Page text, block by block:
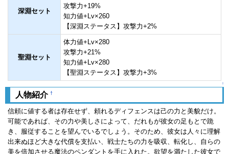
深淵セット
攻撃力+19%
知力値+Lv×260
【深淵ステータス】攻撃力+2%
聖淵セット
体力値+Lv×280
攻撃力+21%
知力値+Lv×280
【聖淵ステータス】攻撃力+3%
↑
人物紹介 †
信頼に値する者は存在せず、頼れるディフェンスは己の力と美貌だけ。
可能であれば、その力や美しさによって、だれもが彼女の足もとで跪
き、服従することを望んでいるでしょう。そのため、彼女は人々に理解
出来ぬほど大きな代償を支払い、戦士たちの力を吸収、転化し、自らの
美を倍加させる魔法のペンダントを手に入れた。欲望を満たした彼女で